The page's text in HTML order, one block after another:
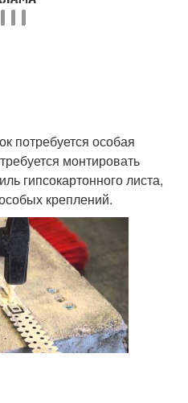
потребуется особая
монтировать
гипсокартонного листа,
креплений.